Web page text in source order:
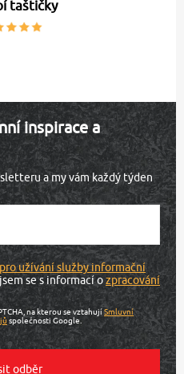
taštičky
inspirace a
a my vám každý týden
užívání služby informační
se s informací ozpracování
na kterou se vztahujíSmluvní
společnosti Google.